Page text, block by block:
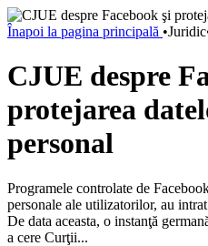
Înapoi la pagina principală •Juridic
CJUE despre
protejarea
personal
Programele controlate de
personale ale utilizatorilor, au
De data aceasta, o instanţă
a cere Curţii...